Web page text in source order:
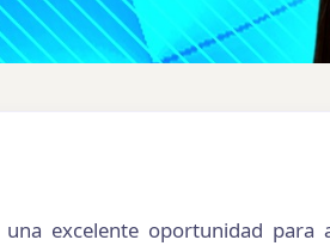
excelente oportunidad